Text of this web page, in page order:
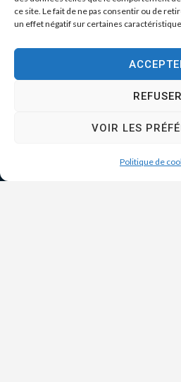
ce site. Le fait de ne pas consentir ou de
un effet négatif sur certaines
REFUSER
VOIR LES
Politique de